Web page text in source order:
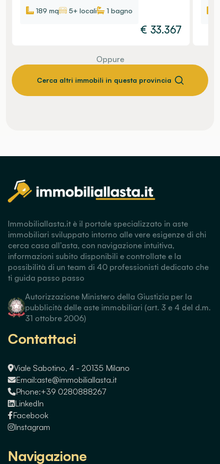
189 mq
5+ locali 1 bagno
€ 33.367
Oppure
Cerca altri immobili in questa provincia
Immobiliallasta.it è il portale specializzato in aste
immobiliari sviluppato intorno alle vere esigenze di chi
cerca casa all’asta, con navigazione intuitiva,
informazioni subito disponibili e controllate e la
possibilità di un team di 40 professionisti dedicato che
ti guida passo passo
Autorizzazione Ministero della Giustizia per la
pubblicità delle aste immobiliari (art. 3 e 4 del d.m.
31 ottobre 2006)
Contattaci
Viale Sabotino, 4 - 20135 Milano
Email:aste@immobiliallasta.it
Phone:+39 0280888267
LinkedIn
Facebook
Instagram
Navigazione